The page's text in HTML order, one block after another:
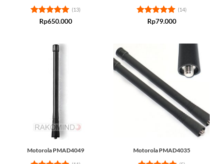
Rated5
(13)
Rp650.000 Rated5
(14)
Rp79.000
Motorola PMAD4049 Motorola PMAD4035